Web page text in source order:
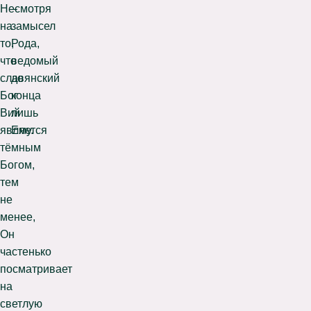
Несмотря
на
то,
что
славянский
Бог
Вий
является
тёмным
Богом,
тем
не
менее,
Он
частенько
посматривает
на
светлую
–
замысел
Рода,
ведомый
до
конца
лишь
Ему.